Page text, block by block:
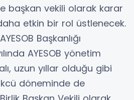
başkan vekili olarak karar
etkin bir rol üstlenecek.
Başkanlığı
AYESOB yönetim
uzun yıllar olduğu gibi
döneminde de